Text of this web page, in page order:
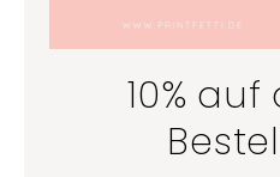
10% auf